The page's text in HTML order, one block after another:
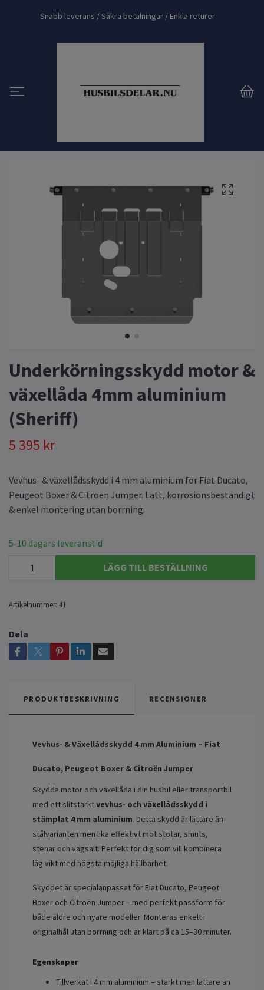
Snabb leverans / Säkra betalningar / Enkla returer
Underkörningsskydd motor &
växellåda 4mm aluminium
(Sheriff)
5 395 kr
Vevhus- & växellådsskydd i 4 mm aluminium för Fiat Ducato,
Peugeot Boxer & Citroën Jumper. Lätt, korrosionsbeständigt
& enkel montering utan borrning.
5-10 dagars leveranstid
LÄGG TILL BESTÄLLNING
Artikelnummer: 41
Dela
PRODUKTBESKRIVNING RECENSIONER
Vevhus- & Växellådsskydd 4 mm Aluminium – Fiat
Ducato, Peugeot Boxer & Citroën Jumper
Skydda motor och växellåda i din husbil eller transportbil
med ett slitstarktvevhus- och växellådsskydd i
stämplat 4 mm aluminium. Detta skydd är lättare än
stålvarianten men lika effektivt mot stötar, smuts,
stenar och vägsalt. Perfekt för dig som vill kombinera
låg vikt med högsta möjliga hållbarhet.
Skyddet är specialanpassat för Fiat Ducato, Peugeot
Boxer och Citroën Jumper – med perfekt passform för
både äldre och nyare modeller. Monteras enkelt i
originalhål utan borrning och är klart på ca 15–30 minuter.
Egenskaper
Tillverkat i 4 mm aluminium – starkt men lättare än